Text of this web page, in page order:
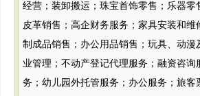
经营；装卸搬运；珠宝首饰零售；乐器零
皮革销售；高企财务服务；家具安装和维
制成品销售；办公用品销售；玩具、动漫
业管理；不动产登记代理服务；融资咨询
务；幼儿园外托管服务；办公服务；旅客